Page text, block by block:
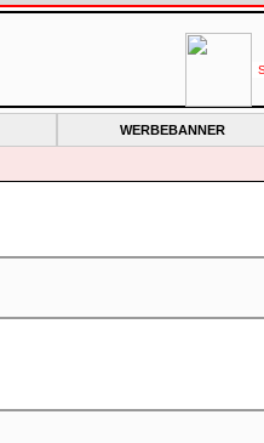
WERBEBANNER